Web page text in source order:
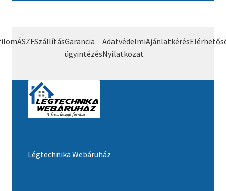
ÁSZFSzállításGarancia
ügyintézés
Adatvédelmi
Nyilatkozat
Ajánlatkérés
Légtechnika Webáruház